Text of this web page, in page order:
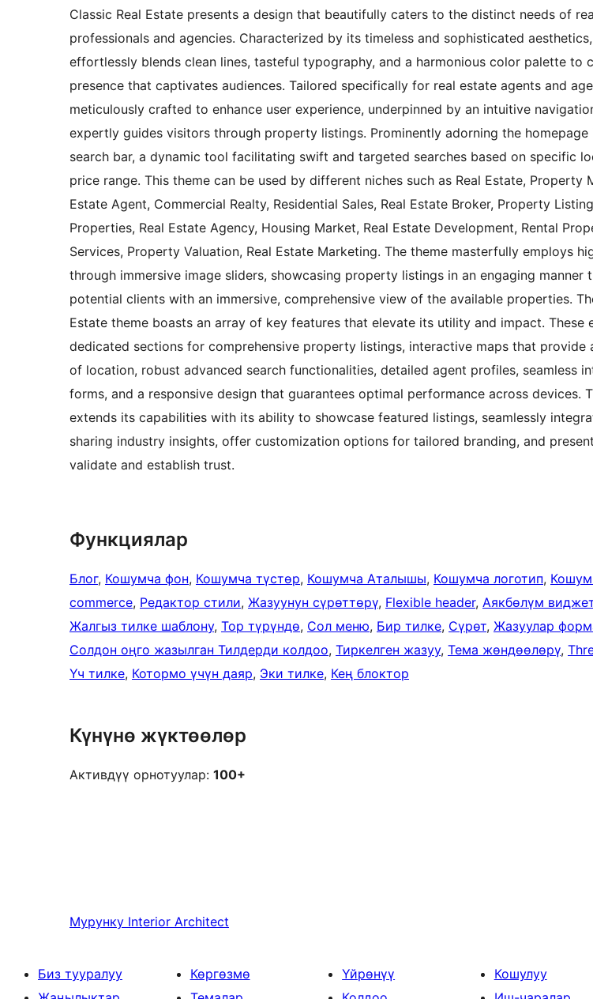
Classic Real Estate presents a design that beautifully caters to the distinct needs of
professionals and agencies. Characterized by its timeless and sophisticated
effortlessly blends clean lines, tasteful typography, and a harmonious color palette to
presence that captivates audiences. Tailored specifically for real estate agents and
meticulously crafted to enhance user experience, underpinned by an intuitive
expertly guides visitors through property listings. Prominently adorning the
search bar, a dynamic tool facilitating swift and targeted searches based on specific
price range. This theme can be used by different niches such as Real Estate, Property
Estate Agent, Commercial Realty, Residential Sales, Real Estate Broker, Property
Properties, Real Estate Agency, Housing Market, Real Estate Development, Rental
Services, Property Valuation, Real Estate Marketing. The theme masterfully employs
through immersive image sliders, showcasing property listings in an engaging manner
potential clients with an immersive, comprehensive view of the available properties.
Estate theme boasts an array of key features that elevate its utility and impact. These
dedicated sections for comprehensive property listings, interactive maps that provide
of location, robust advanced search functionalities, detailed agent profiles, seamless
forms, and a responsive design that guarantees optimal performance across devices.
extends its capabilities with its ability to showcase featured listings, seamlessly
sharing industry insights, offer customization options for tailored branding, and
validate and establish trust.
Функциялар
Блог, Кошумча фон, Кошумча түстөр, Кошумча Аталышы, Кошумча логотип,
commerce, Редактор стили, Жазуунун сүрөттөрү, Flexible header, Аякбөлүм
Жалгыз тилке шаблону, Тор түрүндө, Сол меню, Бир тилке, Сүрөт, Жазуулар
Солдон оңго жазылган Тилдерди колдоо, Тиркелген жазуу, Тема жөндөөлөрү,
Үч тилке, Котормо үчүн даяр, Эки тилке, Кең блоктор
Күнүнө жүктөөлөр
Активдүү орнотуулар: 100+
Мурунку Interior Architect
Биз тууралуу
Көргөзмө
Үйрөнүү
Кошулуу